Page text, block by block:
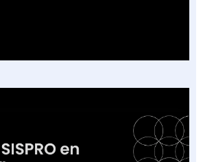
Beneficios SISPRO: Guía 2026